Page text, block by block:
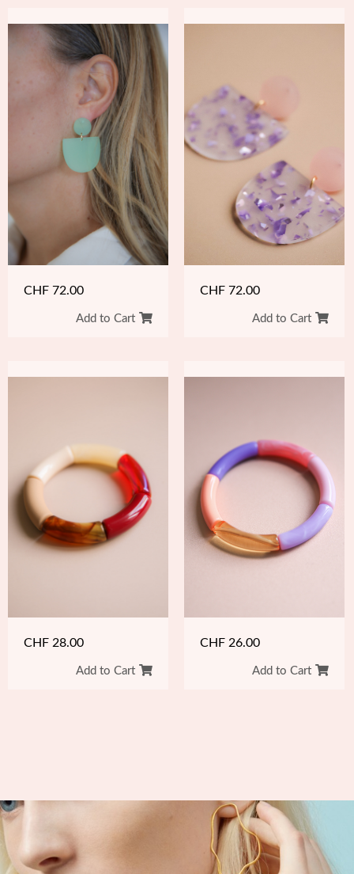
CHF 72.00
Add to Cart
CHF 72.00
Add to Cart
CHF 28.00
Add to Cart
CHF 26.00
Add to Cart